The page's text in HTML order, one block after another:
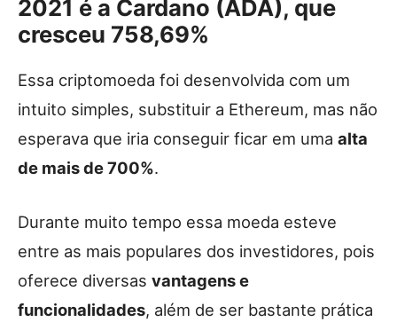
2021 é a Cardano (ADA), que
cresceu 758,69%
Essa criptomoeda foi desenvolvida com um
intuito simples, substituir a Ethereum, mas não
esperava que iria conseguir ficar em uma alta
de mais de 700%.
Durante muito tempo essa moeda esteve
entre as mais populares dos investidores, pois
oferece diversas vantagens e
funcionalidades, além de ser bastante prática